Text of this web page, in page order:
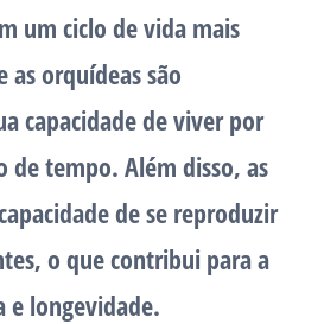
um ciclo de vida mais
orquídeas são
capacidade de viver por
de tempo. Além disso, as
de se reproduzir
o que contribui para a
e longevidade.